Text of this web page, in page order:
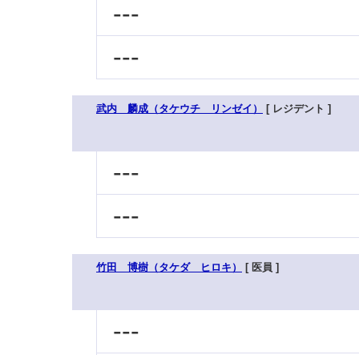
---
---
武内 麟成（タケウチ リンゼイ） [ レジデント ]
---
---
竹田 博樹（タケダ ヒロキ） [ 医員 ]
---